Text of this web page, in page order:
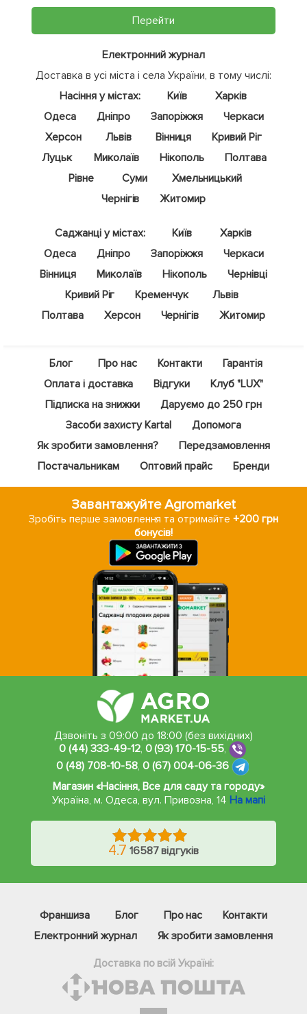
Перейти
Електронний журнал
Доставка в усі міста і села України, в тому числі:
Насіння у містах:
Київ
Харків
Одеса
Дніпро Запоріжжя
Черкаси
Херсон
Львів Вінниця
Кривий Ріг
Луцьк
Миколаїв Нікополь
Полтава
Рівне
Суми
Хмельницький
Чернігів
Житомир
Саджанці у містах: Київ
Харків
Одеса
Дніпро Запоріжжя
Черкаси
Вінниця
Миколаїв Нікополь
Чернівці
Кривий Ріг
Кременчук
Львів
Полтава
Херсон Чернігів Житомир
Блог Про нас Контакти
Гарантія
Оплата і доставка
Відгуки
Клуб "LUX"
Підписка на знижки
Даруємо до 250 грн
Засоби захисту Kartal
Допомога
Як зробити замовлення?
Передзамовлення
Постачальникам
Оптовий прайс Бренди
Завантажуйте Agromarket
Зробіть перше замовлення та отримайте+200 грн
бонусів!
Дзвоніть з 09:00 до 18:00 (без вихідних)
0 (44) 333-49-12, 0 (93) 170-15-55,
0 (48) 708-10-58, 0 (67) 004-06-36
Магазин «Насіння, Все для саду та городу»
Україна, м. Одеса,вул. Привозна, 14 На мапі
4.7 16587 відгуків
Франшиза Блог Про нас
Контакти
Електронний журнал
Як зробити замовлення
Доставка по всій Україні: